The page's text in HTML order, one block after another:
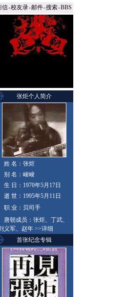
信-校友录-邮件-搜索-BBS
张炬个人简介
姓 名：张炬
别 名：峻峻
生 日：1970年5月17日
逝 世：1995年5月11日
职 业：贝司手
唐朝成员：张炬、丁武、
义军、赵年 >>详细
首张纪念专辑